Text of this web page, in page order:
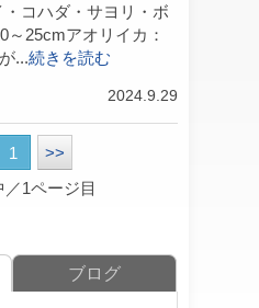
・コハダ・サヨリ・ボ
～25cmアオリイカ：
...続きを読む
2024.9.29
1
>>
1ページ目
ブログ